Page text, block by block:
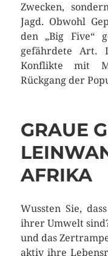
Zwecken,
Jagd. Obwohl
den „Big Five“
gefährdete Art.
Konflikte mit
Rückgang der
GRAUE
AFRIKA
Wussten Sie,
ihrer Umwelt
und das
aktiv ihre